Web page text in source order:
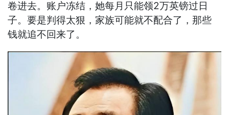
卷进去。账户冻结，她每月只能领2万英镑过日
子。要是判得太狠，家族可能就不配合了，那些
钱就追不回来了。